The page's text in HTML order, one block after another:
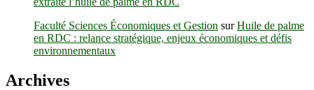
Faculté Sciences Économiques et Gestion surHuile de palme
en RDC : relance stratégique, enjeux économiques et défis
environnementaux
Archives